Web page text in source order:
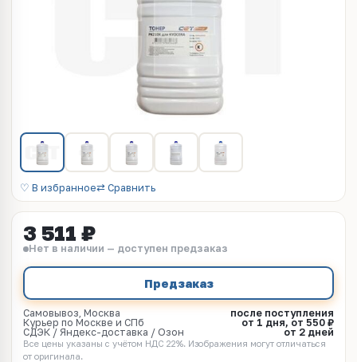
♡ В избранное⇄ Сравнить
3 511 ₽
Нет в наличии — доступен предзаказ
Предзаказ
Самовывоз, Москва
после поступления
Курьер по Москве и СПб
от 1 дня, от 550 ₽
СДЭК / Яндекс-доставка / Озон
от 2 дней
Все цены указаны с учётом НДС 22%. Изображения могут отличаться
от оригинала.